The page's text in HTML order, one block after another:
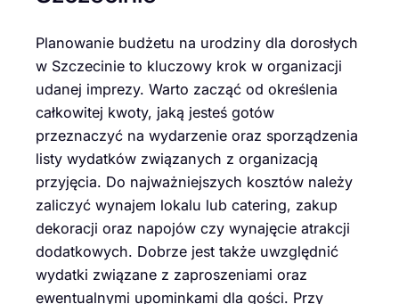
Planowanie budżetu na urodziny dla dorosłych
w Szczecinie to kluczowy krok w organizacji
udanej imprezy. Warto zacząć od określenia
całkowitej kwoty, jaką jesteś gotów
przeznaczyć na wydarzenie oraz sporządzenia
listy wydatków związanych z organizacją
przyjęcia. Do najważniejszych kosztów należy
zaliczyć wynajem lokalu lub catering, zakup
dekoracji oraz napojów czy wynajęcie atrakcji
dodatkowych. Dobrze jest także uwzględnić
wydatki związane z zaproszeniami oraz
ewentualnymi upominkami dla gości. Przy